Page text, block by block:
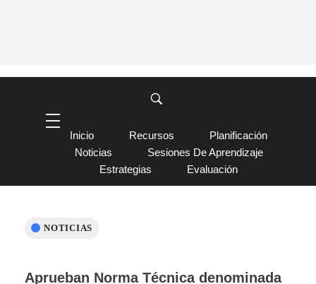
Inicio Recursos
Planificación
Noticias
Sesiones De Aprendizaje
Estrategias
Evaluación
Aprueban Norma Técnica denominada
NOTICIAS